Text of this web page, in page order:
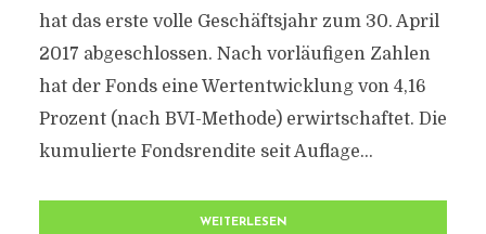
hat das erste volle Geschäftsjahr zum 30. April
2017 abgeschlossen. Nach vorläufigen Zahlen
hat der Fonds eine Wertentwicklung von 4,16
Prozent (nach BVI-Methode) erwirtschaftet. Die
kumulierte Fondsrendite seit Auflage...
WEITERLESEN